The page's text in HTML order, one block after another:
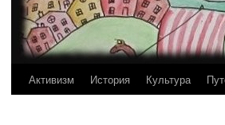
Активизм История Культура